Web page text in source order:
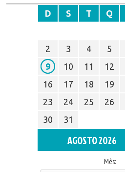
D S T Q
2
3 4 5
9
10 11 12
16
17 18 19
23
24 25 26
30
31
AGOSTO 2026
Mês: